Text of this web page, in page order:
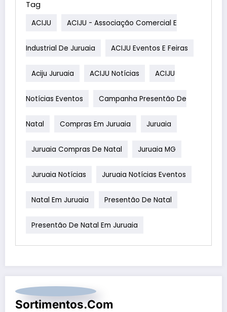
Tag
ACIJU ACIJU - Associação Comercial E
Industrial De Juruaia ACIJU Eventos E Feiras
Aciju Juruaia ACIJU Notícias ACIJU
Notícias Eventos Campanha Presentão De
Natal Compras Em Juruaia Juruaia
Juruaia Compras De Natal Juruaia MG
Juruaia Notícias Juruaia Notícias Eventos
Natal Em Juruaia Presentão De Natal
Presentão De Natal Em Juruaia
Sortimentos.com